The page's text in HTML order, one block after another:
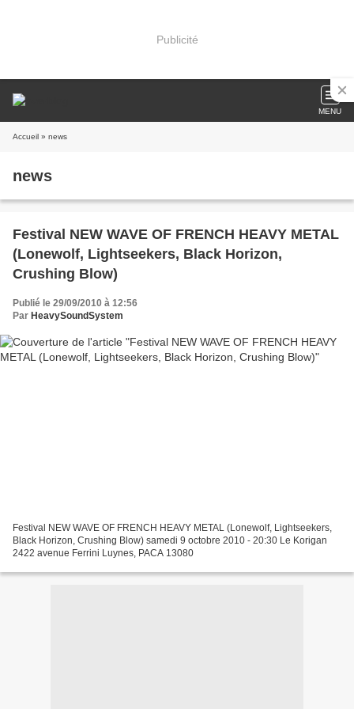
Publicité
MENU
Accueil » news
news
Festival NEW WAVE OF FRENCH HEAVY METAL
(Lonewolf, Lightseekers, Black Horizon,
Crushing Blow)
Publié le 29/09/2010 à 12:56
Par HeavySoundSystem
Festival NEW WAVE OF FRENCH HEAVY METAL (Lonewolf, Lightseekers,
Black Horizon, Crushing Blow) samedi 9 octobre 2010 - 20:30 Le Korigan
2422 avenue Ferrini Luynes, PACA 13080